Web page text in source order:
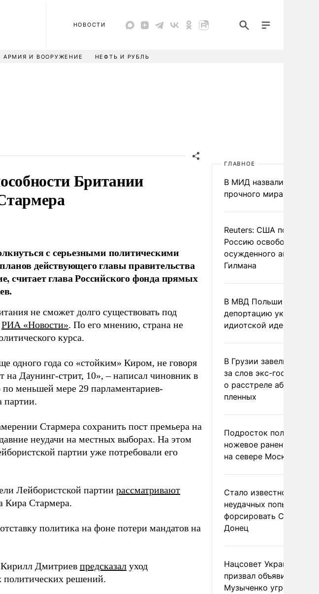
НОВОСТИ
АРМИЯ И ВООРУЖЕНИЕ НЕФТЬ И РУБЛЬ
Британии
с серьезными политическими
действующего главы правительства
считает глава Российского фонда прямых
не сможет долго существовать под
РИА «Новости». По его мнению, страна не
курса.
одного года со «стойким» Киром, не говоря
на Даунинг-стрит, 10», – написал чиновник в
меньшей мере 29 парламентариев-
партии.
Стармера сохранить пост премьера на
неудачи на местных выборах. На этом
партии уже потребовали его
Лейбористской партии рассматривают
Кира Стармера.
отставку политика на фоне потери мандатов на
Кирилл Дмитриев предсказал уход
политических решений.
ГЛАВНОЕ
В МИД назвали условия
прочного мира на
Reuters: США
Россию освободить
осужденного
Гилмана
В МВД Польши назвали
депортацию украинцев
идиотской идеей
В Грузии завели дело
за слов экс-
о расстреле абхазских
пленных
Подросток получил
ножевое ранение в
на севере Москвы
Стало известно о
неудачных попытках
форсировать
Донец
Нацсовет Украины по
призвал объявить
Музыченко угрозой